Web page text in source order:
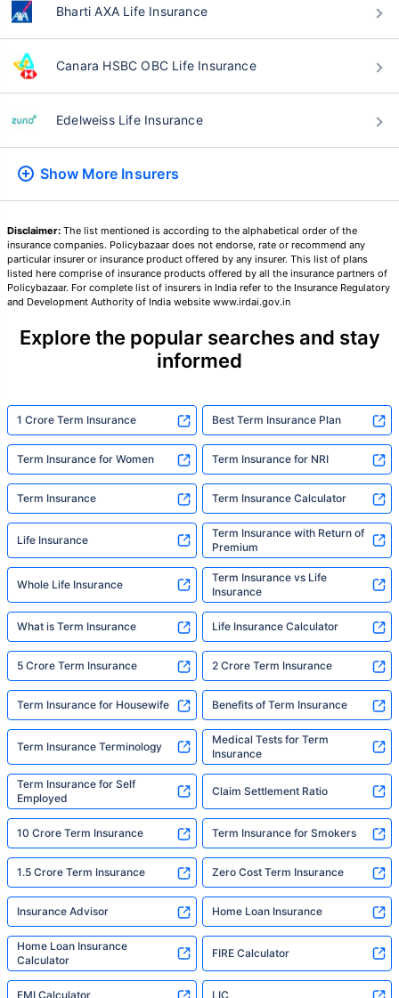
Bharti AXA Life Insurance
Canara HSBC OBC Life Insurance
Edelweiss Life Insurance
Show More Insurers
Disclaimer: The list mentioned is according to the alphabetical order of the
insurance companies. Policybazaar does not endorse, rate or recommend any
particular insurer or insurance product offered by any insurer. This list of plans
listed here comprise of insurance products offered by all the insurance partners of
Policybazaar. For complete list of insurers in India refer to the Insurance Regulatory
and Development Authority of India website www.irdai.gov.in
Explore the popular searches and stay
informed
1 Crore Term Insurance Best Term Insurance Plan
Term Insurance for Women Term Insurance for NRI
Term Insurance Term Insurance Calculator
Life Insurance
Term Insurance with Return of
Premium
Whole Life Insurance
Term Insurance vs Life
Insurance
What is Term Insurance Life Insurance Calculator
5 Crore Term Insurance 2 Crore Term Insurance
Term Insurance for Housewife Benefits of Term Insurance
Term Insurance Terminology
Medical Tests for Term
Insurance
Term Insurance for Self
Employed
Claim Settlement Ratio
10 Crore Term Insurance Term Insurance for Smokers
1.5 Crore Term Insurance Zero Cost Term Insurance
Insurance Advisor Home Loan Insurance
Home Loan Insurance
Calculator
FIRE Calculator
EMI Calculator LIC
₹ 1,376/महिना
तुमच्या कुटुंबाची सुरक्षा फक्त एक पाऊल दूर आह
योग्य योजना निवडा
*₹434 प्रति महिना, 1 कोटीच्या टर्म लाइफ विम्यासाठी सुरुवातीची किंमत आहे — धूम्रपान न करणाऱ्या, कोणतेही पूर्व-विद्यमान
आजार नसलेल्या व्यक्तीसाठी, 36 वर्षे वयापर्यंत कव्हर। *₹630 प्रति महिना, 1 कोटीच्या टर्म लाइफ विम्यासाठी सुरुवातीची किंमत
आहे — धूम्रपान न करणाऱ्या, कोणतेही पूर्व-विद्यमान आजार नसलेल्या व्यक्तीसाठी, 46 वर्षे वयापर्यंत कव्हर। *₹1,376 प्रति